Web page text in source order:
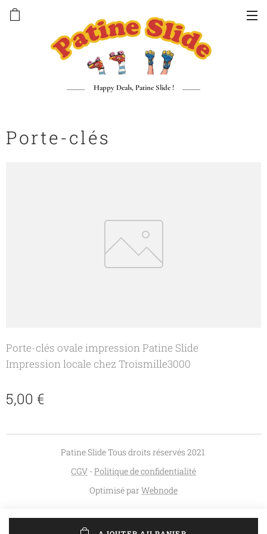
Happy Deals, Patine Slide !
Porte-clés
Porte-clés ovale impression Patine Slide
Impression locale chez Troismille3000
5,00 €
Patine Slide Tous droits réservés 2021
CGV -Politique de confidentialité
Optimisé par Webnode